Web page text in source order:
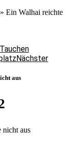
» Ein Walhai reichte
Nächster
aus